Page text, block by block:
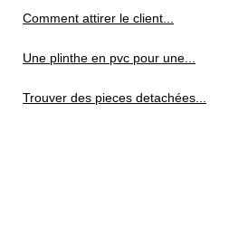
Comment attirer le client...
Une plinthe en pvc pour une...
Trouver des pieces detachées...